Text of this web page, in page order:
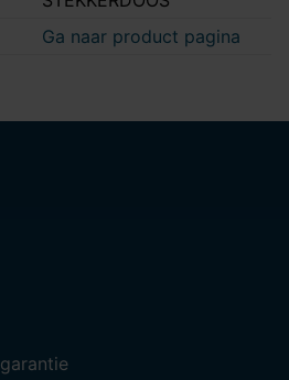
Ga naar product pagina